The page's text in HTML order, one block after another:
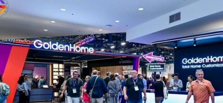
Partagez cet article
COPIE
Partager
sur
Facebook
Partager
sur
X
Épingler
sur
Pinterest